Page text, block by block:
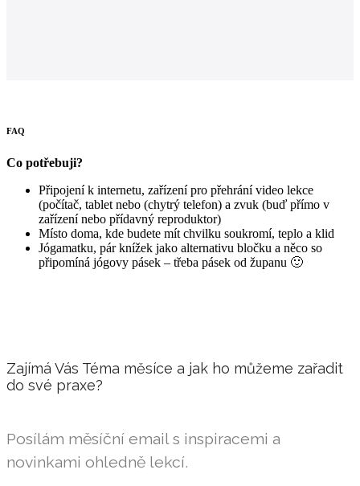
FAQ
Co potřebuji?
Připojení k internetu, zařízení pro přehrání video lekce
(počítač, tablet nebo (chytrý telefon) a zvuk (buď přímo v
zařízení nebo přídavný reproduktor)
Místo doma, kde budete mít chvilku soukromí, teplo a klid
Jógamatku, pár knížek jako alternativu bločku a něco so
připomíná jógovy pásek – třeba pásek od županu 🙂
Zajímá Vás Téma měsíce a jak ho můžeme zařadit
do své praxe?
Posílám měsíční email s inspiracemi a
novinkami ohledně lekcí.